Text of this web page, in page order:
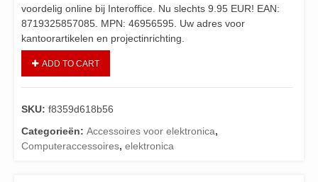
voordelig online bij Interoffice. Nu slechts 9.95 EUR! EAN:
8719325857085. MPN: 46956595. Uw adres voor
kantoorartikelen en projectinrichting.
ADD TO CART
SKU: f8359d618b56
Categorieën: Accessoires voor elektronica,
Computeraccessoires, elektronica